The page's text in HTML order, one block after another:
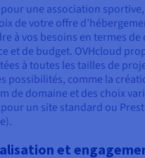
pour une association
de votre offre
à vos besoins en termes de
et de budget. OVHcloud
à toutes les tailles de
possibilités, comme la
de domaine et des choix
un site standard ou
et